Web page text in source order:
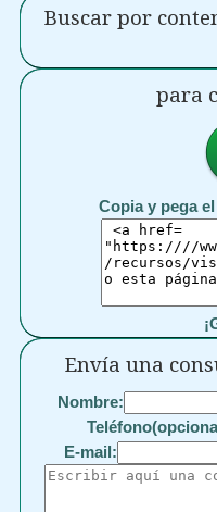
Buscar por
para
Copia y pega
Envía una
Nombre:
E-mail: